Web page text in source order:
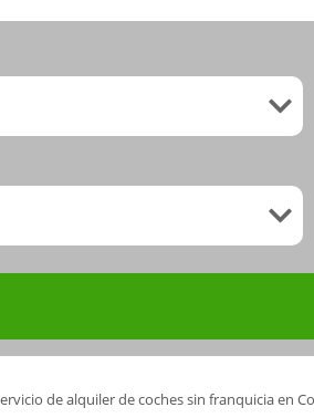
de alquiler de coches sin franquicia en